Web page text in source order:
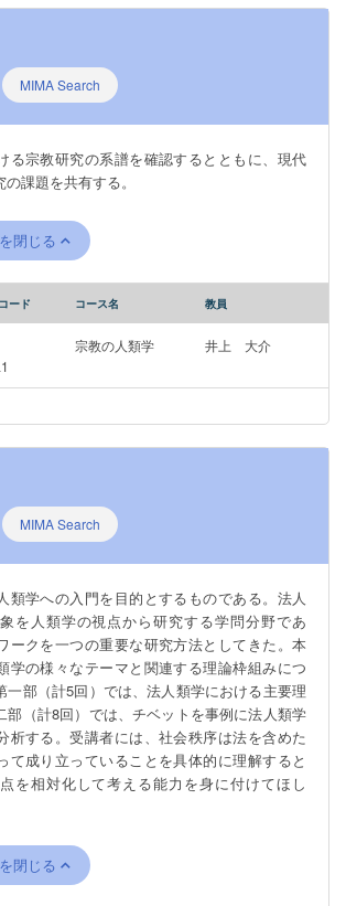
MIMA Search
る宗教研究の系譜を確認するとともに、現代
課題を共有する。
閉じる
ード コース名 教員
宗教の人類学 井上 大介
MIMA Search
類学への入門を目的とするものである。法人
を人類学の視点から研究する学問分野であ
ークを一つの重要な研究方法としてきた。本
学の様々なテーマと関連する理論枠組みにつ
一部（計5回）では、法人類学における主要理
部（計8回）では、チベットを事例に法人類学
析する。受講者には、社会秩序は法を含めた
て成り立っていることを具体的に理解すると
を相対化して考える能力を身に付けてほし
閉じる